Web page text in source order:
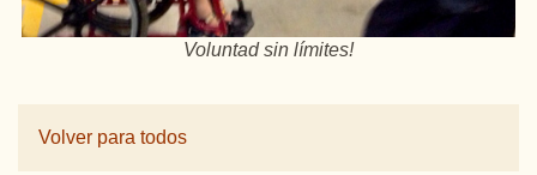
Voluntad sin límites!
Volver para todos